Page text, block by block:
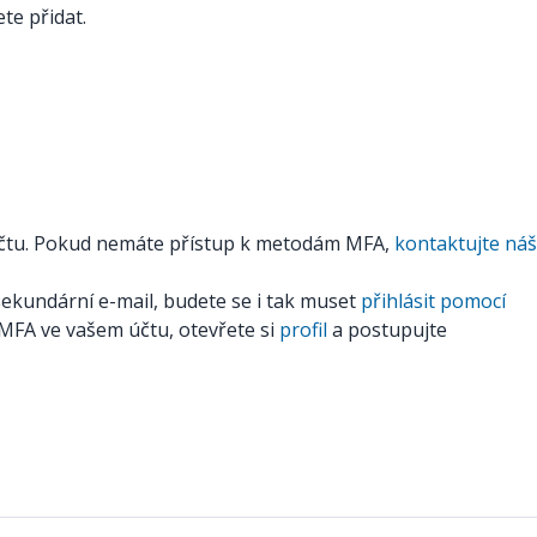
přidat.
Pokud nemáte přístup k metodám MFA, kontaktujte náš
e-mail, budete se i tak muset přihlásit pomocí
ve vašem účtu, otevřete si profil a postupujte